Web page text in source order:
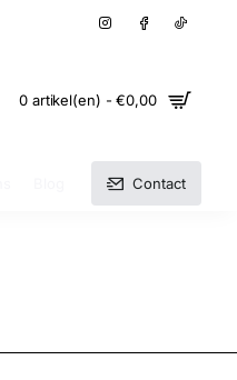
0 artikel(en) - €0,00
Contact